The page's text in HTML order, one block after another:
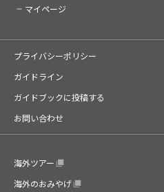
マイページ
プライバシーポリシー
ガイドライン
ガイドブックに投稿する
お問い合わせ
海外ツアー
海外のおみやげ